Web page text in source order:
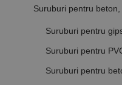
Suruburi pentru
Suruburi pentru
Suruburi pentru
Suruburi pentru